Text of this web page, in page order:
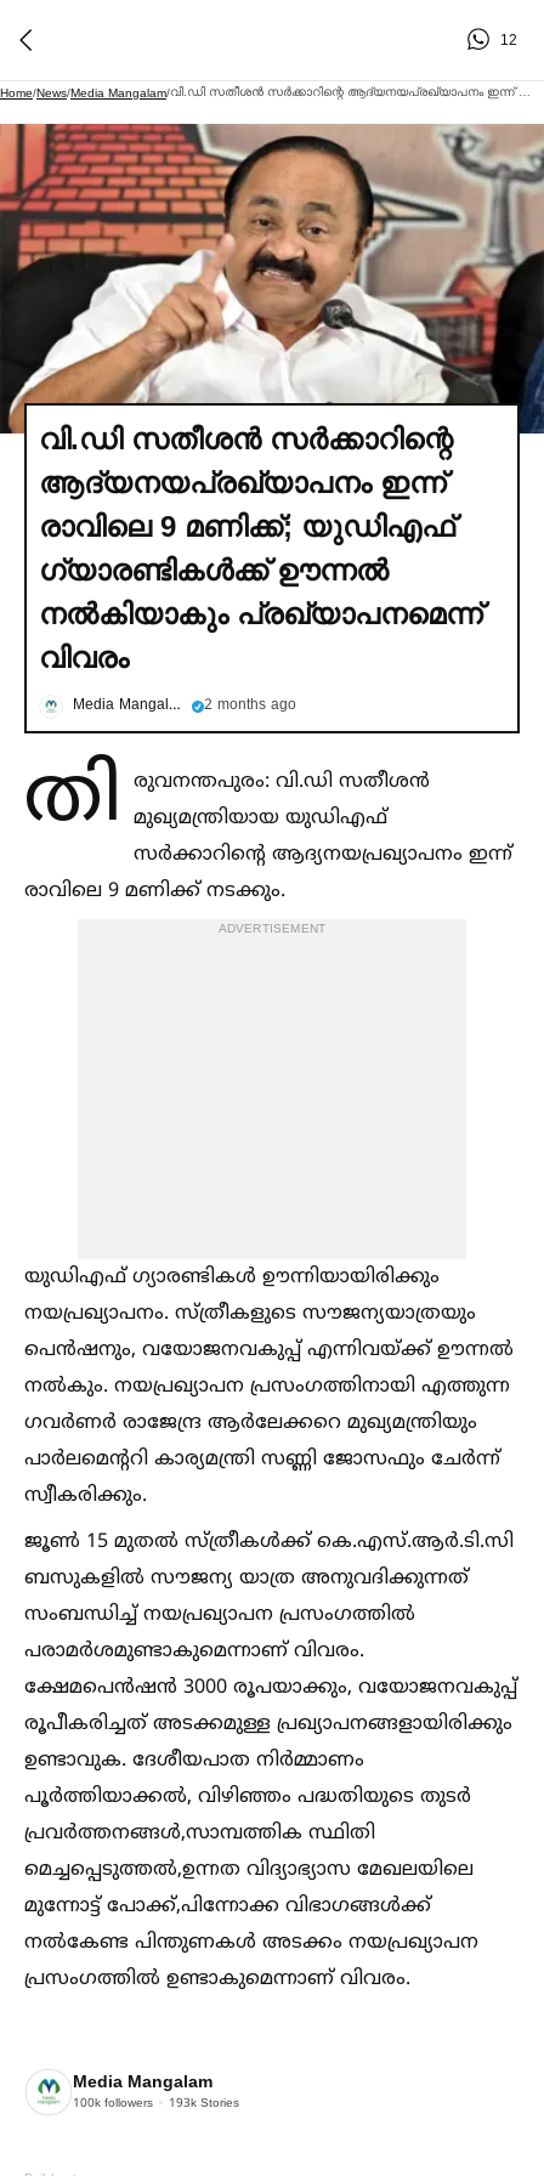
12
Home/News/Media Mangalam/
വി.ഡി സതീശന്‍ സര്‍ക്കാറിന്റെ
ആദ്യനയപ്രഖ്യാപനം ഇന്ന്
രാവിലെ 9 മണിക്ക്; യുഡിഎഫ്
ഗ്യാരണ്ടികള്‍ക്ക് ഊന്നല്‍
നല്‍കിയാകും പ്രഖ്യാപനമെന്ന്
വിവരം
Media Mangalam 2 months ago
തി
രുവനന്തപുരം: വി.ഡി സതീശന്‍
മുഖ്യമന്ത്രിയായ യുഡിഎഫ്
സര്‍ക്കാറിന്റെ ആദ്യനയപ്രഖ്യാപനം ഇന്ന്
രാവിലെ 9 മണിക്ക് നടക്കും.
ADVERTISEMENT
യുഡിഎഫ് ഗ്യാരണ്ടികള്‍ ഊന്നിയായിരിക്കും
നയപ്രഖ്യാപനം. സ്ത്രീകളുടെ സൗജന്യയാത്രയും
പെന്‍ഷനും, വയോജനവകുപ്പ് എന്നിവയ്ക്ക് ഊന്നല്‍
നല്‍കും. നയപ്രഖ്യാപന പ്രസംഗത്തിനായി എത്തുന്ന
ഗവര്‍ണര്‍ രാജേന്ദ്ര ആര്‍ലേക്കറെ മുഖ്യമന്ത്രിയും
പാര്‍ലമെന്ററി കാര്യമന്ത്രി സണ്ണി ജോസഫും ചേര്‍ന്ന്
സ്വീകരിക്കും.
ജൂണ്‍ 15 മുതല്‍ സ്ത്രീകള്‍ക്ക് കെ.എസ്.ആര്‍.ടി.സി
ബസുകളില്‍ സൗജന്യ യാത്ര അനുവദിക്കുന്നത്
സംബന്ധിച്ച്‌ നയപ്രഖ്യാപന പ്രസംഗത്തില്‍
പരാമര്‍ശമുണ്ടാകുമെന്നാണ് വിവരം.
ക്ഷേമപെന്‍ഷന്‍ 3000 രൂപയാക്കും, വയോജനവകുപ്പ്
രൂപീകരിച്ചത് അടക്കമുള്ള പ്രഖ്യാപനങ്ങളായിരിക്കും
ഉണ്ടാവുക. ദേശീയപാത നിര്‍മ്മാണം
പൂര്‍ത്തിയാക്കല്‍, വിഴിഞ്ഞം പദ്ധതിയുടെ തുടര്‍
പ്രവര്‍ത്തനങ്ങള്‍,സാമ്പത്തിക സ്ഥിതി
മെച്ചപ്പെടുത്തല്‍,ഉന്നത വിദ്യാഭ്യാസ മേഖലയിലെ
മുന്നോട്ട് പോക്ക്,പിന്നോക്ക വിഭാഗങ്ങള്‍ക്ക്
നല്‍കേണ്ട പിന്തുണകള്‍ അടക്കം നയപ്രഖ്യാപന
പ്രസംഗത്തില്‍ ഉണ്ടാകുമെന്നാണ് വിവരം.
Media Mangalam
100k followers 193k Stories